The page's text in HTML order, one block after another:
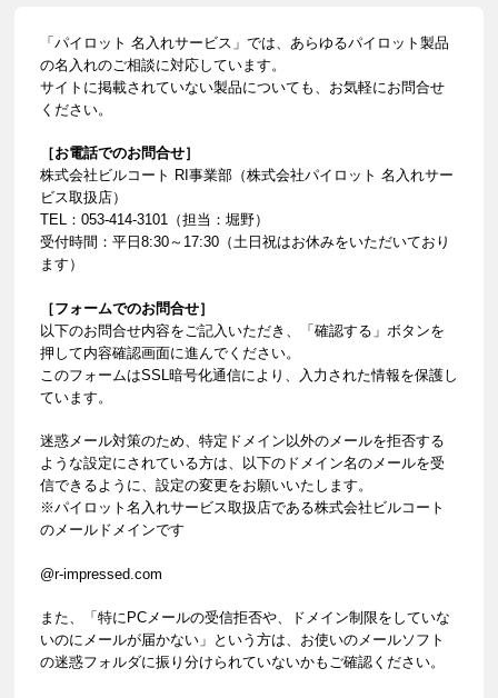
「パイロット 名入れサービス」では、あらゆるパイロット製品
の名入れのご相談に対応しています。
サイトに掲載されていない製品についても、お気軽にお問合せ
ください。
［お電話でのお問合せ］
株式会社ビルコート RI事業部（株式会社パイロット 名入れサー
ビス取扱店）
TEL：053-414-3101（担当：堀野）
受付時間：平日8:30～17:30（土日祝はお休みをいただいており
ます）
［フォームでのお問合せ］
以下のお問合せ内容をご記入いただき、「確認する」ボタンを
押して内容確認画面に進んでください。
このフォームはSSL暗号化通信により、入力された情報を保護し
ています。
迷惑メール対策のため、特定ドメイン以外のメールを拒否する
ような設定にされている方は、以下のドメイン名のメールを受
信できるように、設定の変更をお願いいたします。
※パイロット名入れサービス取扱店である株式会社ビルコート
のメールドメインです
@r-impressed.com
また、「特にPCメールの受信拒否や、ドメイン制限をしていな
いのにメールが届かない」という方は、お使いのメールソフト
の迷惑フォルダに振り分けられていないかもご確認ください。